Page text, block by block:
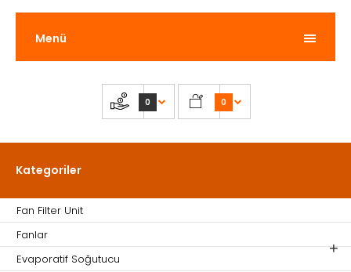
Menü
0 0
Kategoriler
Fan Filter Unit
Fanlar
Evaporatif Soğutucu